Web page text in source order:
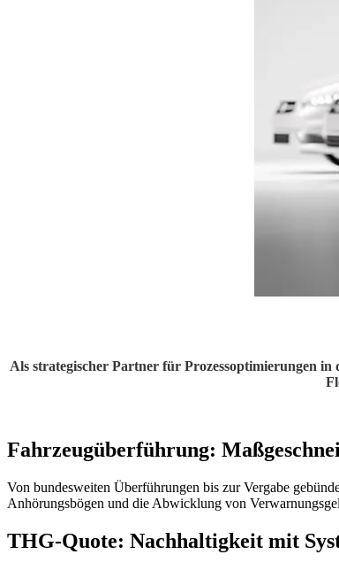
Als strategischer Partner für Prozessoptimierungen
Fahrzeugüberführung:
Von bundesweiten Überführungen bis zur Vergabe
Anhörungsbögen und die Abwicklung von
THG-Quote: Nachhaltigkeit mit